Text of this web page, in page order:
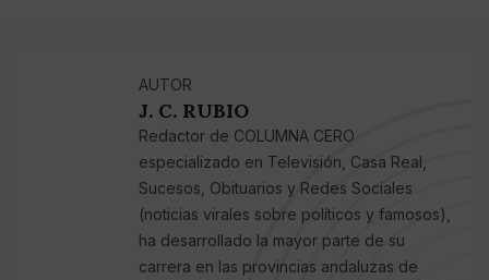
AUTOR
J. C. RUBIO
Redactor de COLUMNA CERO
especializado en Televisión, Casa Real,
Sucesos, Obituarios y Redes Sociales
(noticias virales sobre políticos y famosos),
ha desarrollado la mayor parte de su
carrera en las provincias andaluzas de